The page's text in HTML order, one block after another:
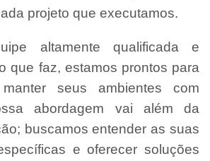
projeto que executamos.
altamente qualificada e
que faz, estamos prontos para
seus ambientes com
abordagem vai além da
buscamos entender as suas
e oferecer soluções